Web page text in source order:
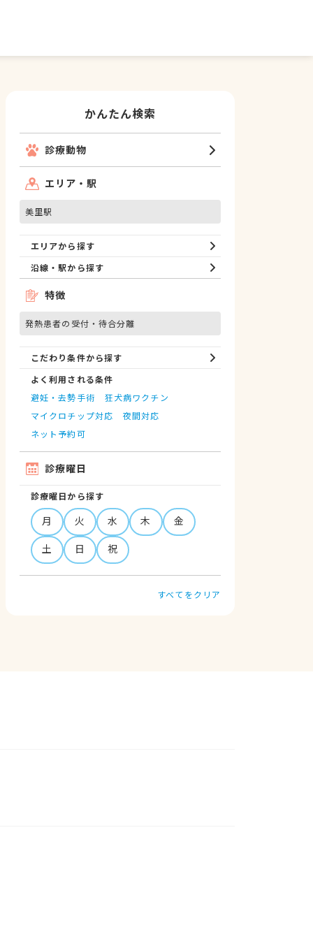
かんたん検索
診療動物
エリア・駅
美里駅
エリアから探す
沿線・駅から探す
特徴
発熱患者の受付・待合分離
こだわり条件から探す
よく利用される条件
避妊・去勢手術
狂犬病ワクチン
マイクロチップ対応
夜間対応
ネット予約可
診療曜日
診療曜日から探す
月 火 水 木
金
土
日 祝
すべてをクリア